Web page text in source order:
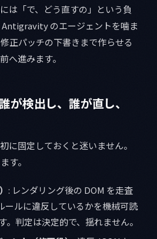
は「で、どう直すの」という負
のエージェントを噛ま
正パッチの下書きまで作らせる
へ進みます。
が検出し、誰が直し、
に固定しておくと迷いません。
す。
: レンダリング後の DOM を走査
ールに違反しているかを機械可読
。判定は決定的で、揺れません。